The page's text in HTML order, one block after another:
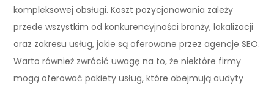
kompleksowej obsługi. Koszt pozycjonowania zależy
przede wszystkim od konkurencyjności branży, lokalizacji
oraz zakresu usług, jakie są oferowane przez agencje SEO.
Warto również zwrócić uwagę na to, że niektóre firmy
mogą oferować pakiety usług, które obejmują audyty